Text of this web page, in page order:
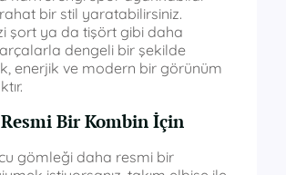
bir stil yaratabilirsiniz.
şort ya da tişört gibi daha
dengeli bir şekilde
enerjik ve modern bir görünüm
Resmi Bir Kombin İçin
gömleği daha resmi bir